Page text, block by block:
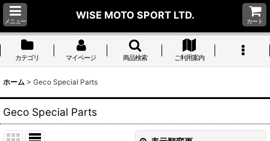
メニュー
WISE MOTO SPORT LTD.
カート
カテゴリ マイページ 商品検索 ご利用案内
ホーム > Geco Special Parts
Geco Special Parts